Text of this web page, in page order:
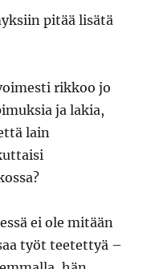
pitää lisätä
rikkoo jo
ja lakia,
lain
ei ole mitään
työt teetettyä –